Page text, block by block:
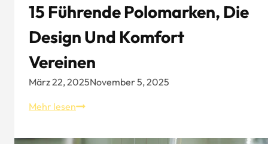
15 Führende Polomarken, Die
Design Und Komfort
Vereinen
März 22, 2025November 5, 2025
Mehr lesen15
Polomarken,